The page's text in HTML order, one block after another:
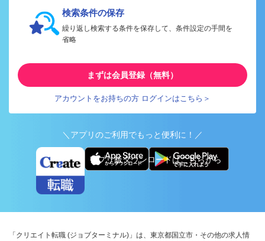
検索条件の保存
繰り返し検索する条件を保存して、条件設定の手間を
省略
まずは会員登録（無料）
アカウントをお持ちの方 ログインはこちら＞
＼アプリのご利用でもっと便利に！／
アプリ版ダウンロードはこちらから
「クリエイト転職 (ジョブターミナル)」は、東京都国立市・その他の求人情